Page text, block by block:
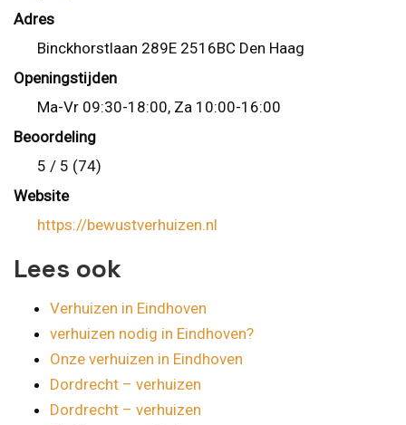
Adres
Binckhorstlaan 289E 2516BC Den Haag
Openingstijden
Ma-Vr 09:30-18:00, Za 10:00-16:00
Beoordeling
5 / 5 (74)
Website
https://bewustverhuizen.nl
Lees ook
Verhuizen in Eindhoven
verhuizen nodig in Eindhoven?
Onze verhuizen in Eindhoven
Dordrecht – verhuizen
Dordrecht – verhuizen